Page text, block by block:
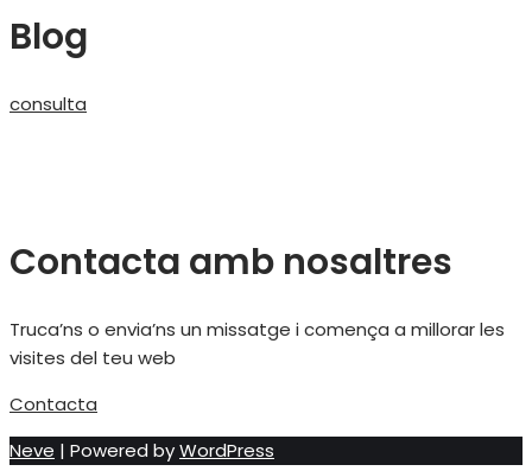
Blog
consulta
Contacta amb nosaltres
Truca’ns o envia’ns un missatge i comença a millorar les
visites del teu web
Contacta
Neve | Powered byWordPress